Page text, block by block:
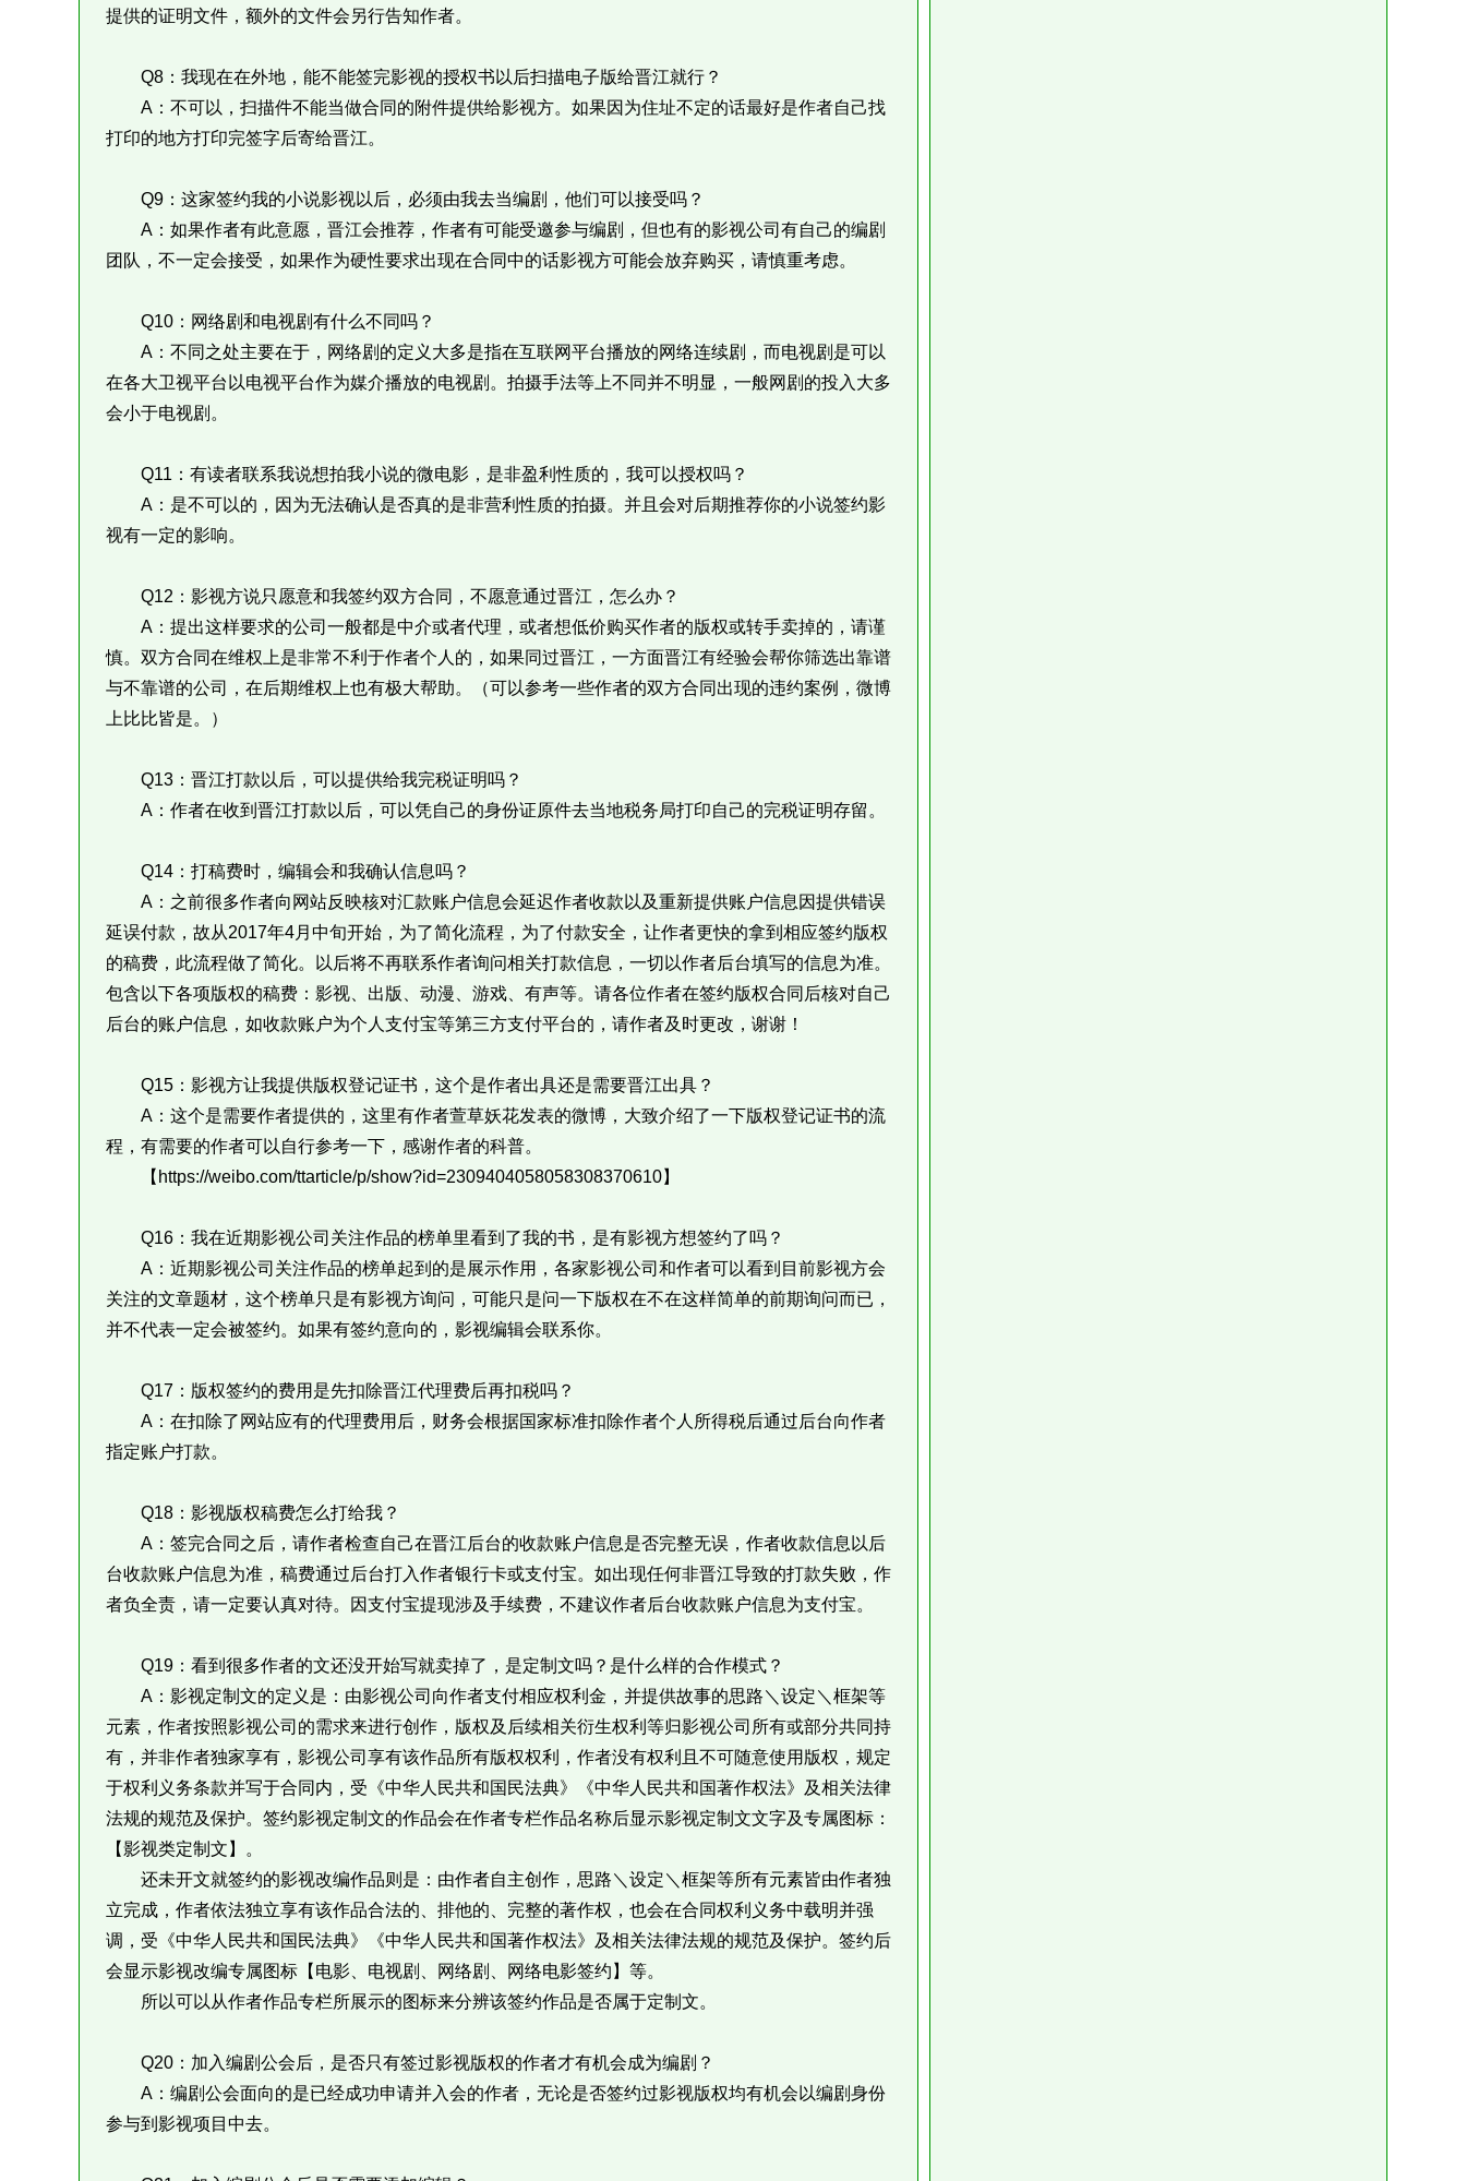
提供的证明文件，额外的文件会另行告知作者。
Q8：我现在在外地，能不能签完影视的授权书以后扫描电子版给晋江就行？
A：不可以，扫描件不能当做合同的附件提供给影视方。如果因为住址不定的话最好是作者自己找
打印的地方打印完签字后寄给晋江。
Q9：这家签约我的小说影视以后，必须由我去当编剧，他们可以接受吗？
A：如果作者有此意愿，晋江会推荐，作者有可能受邀参与编剧，但也有的影视公司有自己的编剧
团队，不一定会接受，如果作为硬性要求出现在合同中的话影视方可能会放弃购买，请慎重考虑。
Q10：网络剧和电视剧有什么不同吗？
A：不同之处主要在于，网络剧的定义大多是指在互联网平台播放的网络连续剧，而电视剧是可以
在各大卫视平台以电视平台作为媒介播放的电视剧。拍摄手法等上不同并不明显，一般网剧的投入大多
会小于电视剧。
Q11：有读者联系我说想拍我小说的微电影，是非盈利性质的，我可以授权吗？
A：是不可以的，因为无法确认是否真的是非营利性质的拍摄。并且会对后期推荐你的小说签约影
视有一定的影响。
Q12：影视方说只愿意和我签约双方合同，不愿意通过晋江，怎么办？
A：提出这样要求的公司一般都是中介或者代理，或者想低价购买作者的版权或转手卖掉的，请谨
慎。双方合同在维权上是非常不利于作者个人的，如果同过晋江，一方面晋江有经验会帮你筛选出靠谱
与不靠谱的公司，在后期维权上也有极大帮助。（可以参考一些作者的双方合同出现的违约案例，微博
上比比皆是。）
Q13：晋江打款以后，可以提供给我完税证明吗？
A：作者在收到晋江打款以后，可以凭自己的身份证原件去当地税务局打印自己的完税证明存留。
Q14：打稿费时，编辑会和我确认信息吗？
A：之前很多作者向网站反映核对汇款账户信息会延迟作者收款以及重新提供账户信息因提供错误
延误付款，故从2017年4月中旬开始，为了简化流程，为了付款安全，让作者更快的拿到相应签约版权
的稿费，此流程做了简化。以后将不再联系作者询问相关打款信息，一切以作者后台填写的信息为准。
包含以下各项版权的稿费：影视、出版、动漫、游戏、有声等。请各位作者在签约版权合同后核对自己
后台的账户信息，如收款账户为个人支付宝等第三方支付平台的，请作者及时更改，谢谢！
Q15：影视方让我提供版权登记证书，这个是作者出具还是需要晋江出具？
A：这个是需要作者提供的，这里有作者萱草妖花发表的微博，大致介绍了一下版权登记证书的流
程，有需要的作者可以自行参考一下，感谢作者的科普。
【https://weibo.com/ttarticle/p/show?id=2309404058058308370610】
Q16：我在近期影视公司关注作品的榜单里看到了我的书，是有影视方想签约了吗？
A：近期影视公司关注作品的榜单起到的是展示作用，各家影视公司和作者可以看到目前影视方会
关注的文章题材，这个榜单只是有影视方询问，可能只是问一下版权在不在这样简单的前期询问而已，
并不代表一定会被签约。如果有签约意向的，影视编辑会联系你。
Q17：版权签约的费用是先扣除晋江代理费后再扣税吗？
A：在扣除了网站应有的代理费用后，财务会根据国家标准扣除作者个人所得税后通过后台向作者
指定账户打款。
Q18：影视版权稿费怎么打给我？
A：签完合同之后，请作者检查自己在晋江后台的收款账户信息是否完整无误，作者收款信息以后
台收款账户信息为准，稿费通过后台打入作者银行卡或支付宝。如出现任何非晋江导致的打款失败，作
者负全责，请一定要认真对待。因支付宝提现涉及手续费，不建议作者后台收款账户信息为支付宝。
Q19：看到很多作者的文还没开始写就卖掉了，是定制文吗？是什么样的合作模式？
A：影视定制文的定义是：由影视公司向作者支付相应权利金，并提供故事的思路＼设定＼框架等
元素，作者按照影视公司的需求来进行创作，版权及后续相关衍生权利等归影视公司所有或部分共同持
有，并非作者独家享有，影视公司享有该作品所有版权权利，作者没有权利且不可随意使用版权，规定
于权利义务条款并写于合同内，受《中华人民共和国民法典》《中华人民共和国著作权法》及相关法律
法规的规范及保护。签约影视定制文的作品会在作者专栏作品名称后显示影视定制文文字及专属图标：
【影视类定制文】。
还未开文就签约的影视改编作品则是：由作者自主创作，思路＼设定＼框架等所有元素皆由作者独
立完成，作者依法独立享有该作品合法的、排他的、完整的著作权，也会在合同权利义务中载明并强
调，受《中华人民共和国民法典》《中华人民共和国著作权法》及相关法律法规的规范及保护。签约后
会显示影视改编专属图标【电影、电视剧、网络剧、网络电影签约】等。
所以可以从作者作品专栏所展示的图标来分辨该签约作品是否属于定制文。
Q20：加入编剧公会后，是否只有签过影视版权的作者才有机会成为编剧？
A：编剧公会面向的是已经成功申请并入会的作者，无论是否签约过影视版权均有机会以编剧身份
参与到影视项目中去。